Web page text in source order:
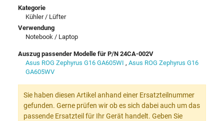
Kategorie
Kühler / Lüfter
Verwendung
Notebook / Laptop
Auszug passender Modelle für P/N 24CA-002V
Asus ROG Zephyrus G16 GA605WI , Asus ROG Zephyrus G16
GA605WV
Sie haben diesen Artikel anhand einer Ersatzteilnummer
gefunden. Gerne prüfen wir ob es sich dabei auch um das
passende Ersatzteil für Ihr Gerät handelt. Geben Sie